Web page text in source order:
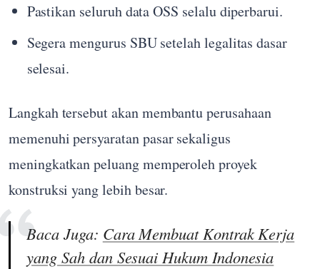
Pastikan seluruh data OSS selalu diperbarui.
Segera mengurus SBU setelah legalitas dasar
selesai.
Langkah tersebut akan membantu perusahaan
memenuhi persyaratan pasar sekaligus
meningkatkan peluang memperoleh proyek
konstruksi yang lebih besar.
Baca Juga: Cara Membuat Kontrak Kerja
yang Sah dan Sesuai Hukum Indonesia